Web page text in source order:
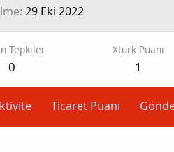
29 Eki 2022
Tepkiler
0
Xturk Puanı
1
Ticaret Puanı